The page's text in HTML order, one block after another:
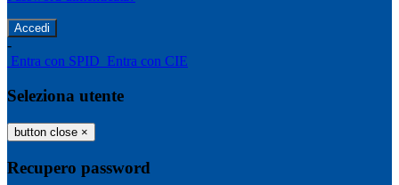
-
Entra con SPID Entra con CIE
Seleziona utente
button close ×
Recupero password